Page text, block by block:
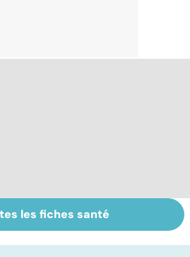
Inflammation des
amygdales : que
les fiches santé